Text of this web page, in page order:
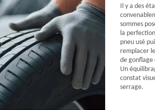
Il y a des
sommes
la
pneu usé
remplacer
de gonflage
Un
constat
serrage.